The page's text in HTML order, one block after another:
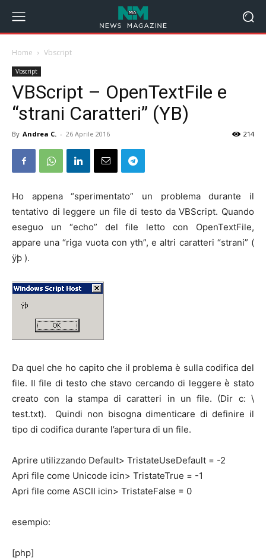
Home Vbscript
Vbscript
VBScript – OpenTextFile e
“strani Caratteri” (YB)
By Andrea C. - 26 Aprile 2016 214
Ho appena “sperimentato” un problema durante il
tentativo di leggere un file di testo da VBScript. Quando
eseguo un “echo” del file letto con OpenTextFile,
appare una “riga vuota con yth”, e altri caratteri “strani” (
ÿþ ).
Da quel che ho capito che il problema è sulla codifica del
file. Il file di testo che stavo cercando di leggere è stato
creato con la stampa di caratteri in un file. (Dir c: \
test.txt).
Quindi non bisogna dimenticare di definire il
tipo di codifica durante l’apertura di un file.
Aprire utilizzando Default> TristateUseDefault = -2
Apri file come Unicode icin> TristateTrue = -1
Apri file come ASCII icin> TristateFalse = 0
esempio:
[php]